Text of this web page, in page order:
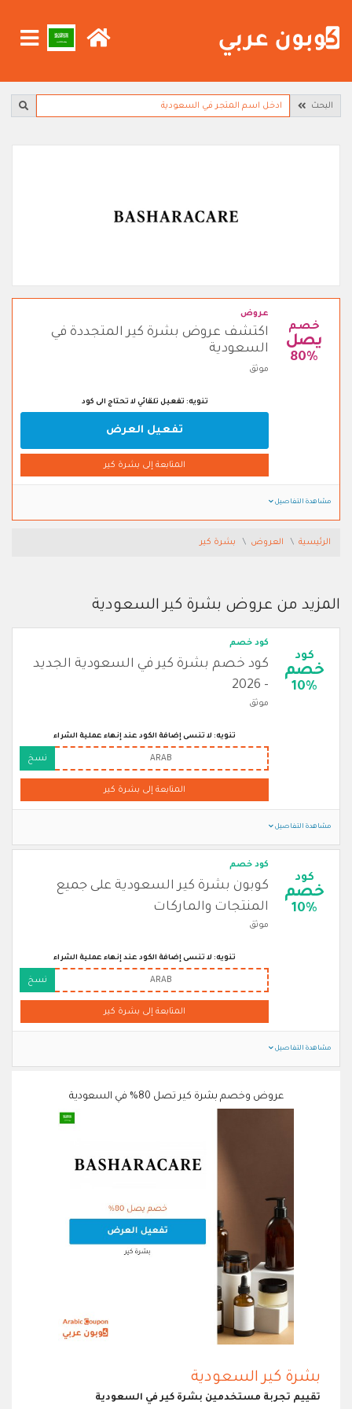
البحث
خصم
يصل
80%
عروض
اكتشف عروض بشرة كير المتجددة في
السعودية
موثق
تنويه: تفعيل تلقائي لا تحتاج الى كود
تفعيل العرض
المتابعة إلى بشرة كير
مشاهدة التفاصيل
الرئيسية العروض بشرة كير
المزيد من عروض بشرة كير السعودية
كود
خصم
10%
كود خصم
كود خصم بشرة كير في السعودية الجديد
- 2026
موثق
تنويه: لا تنسى إضافة الكود عند إنهاء عملية الشراء
ARAB نسخ
المتابعة إلى بشرة كير
مشاهدة التفاصيل
كود
خصم
10%
كود خصم
كوبون بشرة كير السعودية على جميع
المنتجات والماركات
موثق
تنويه: لا تنسى إضافة الكود عند إنهاء عملية الشراء
ARAB نسخ
المتابعة إلى بشرة كير
مشاهدة التفاصيل
عروض وخصم بشرة كير تصل 80% في السعودية
بشرة كير السعودية
تقييم تجربة مستخدمين بشرة كير في السعودية